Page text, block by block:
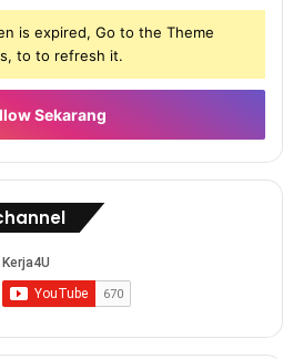
is expired, Go to the Theme
to to refresh it.
Sekarang